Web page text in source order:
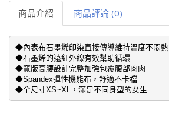
商品介紹 商品評論 (0)
◆內表布石墨烯印染直接傳導維持溫度不悶熱
◆石墨烯的遠紅外線有效幫助循環
◆寬版高腰設計完整加強包覆腹部肉肉
◆Spandex彈性機能布，舒適不卡襠
◆全尺寸XS~XL，滿足不同身型的女生